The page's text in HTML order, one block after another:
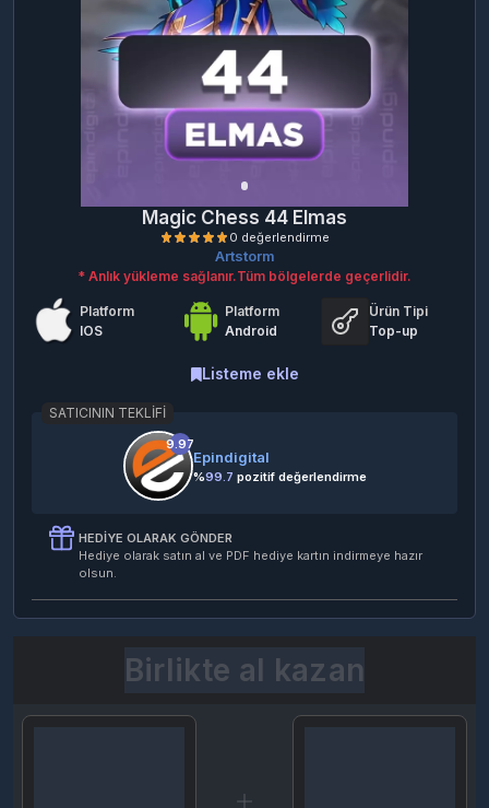
Magic Chess 44 Elmas
Artstorm
* Anlık yükleme sağlanır.Tüm bölgelerde geçerlidir.
Platform
IOS
Platform
Android
Ürün Tipi
Top-up
Listeme ekle
SATICININ TEKLIFI
9.97
Epindigital
%99.7 pozitif değerlendirme
HEDIYE OLARAK GÖNDER
Hediye olarak satın al ve PDF hediye kartın indirmeye hazır
olsun.
Birlikte al kazan